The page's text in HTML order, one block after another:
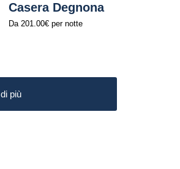
Casera Degnona
Da 201.00€per notte
più